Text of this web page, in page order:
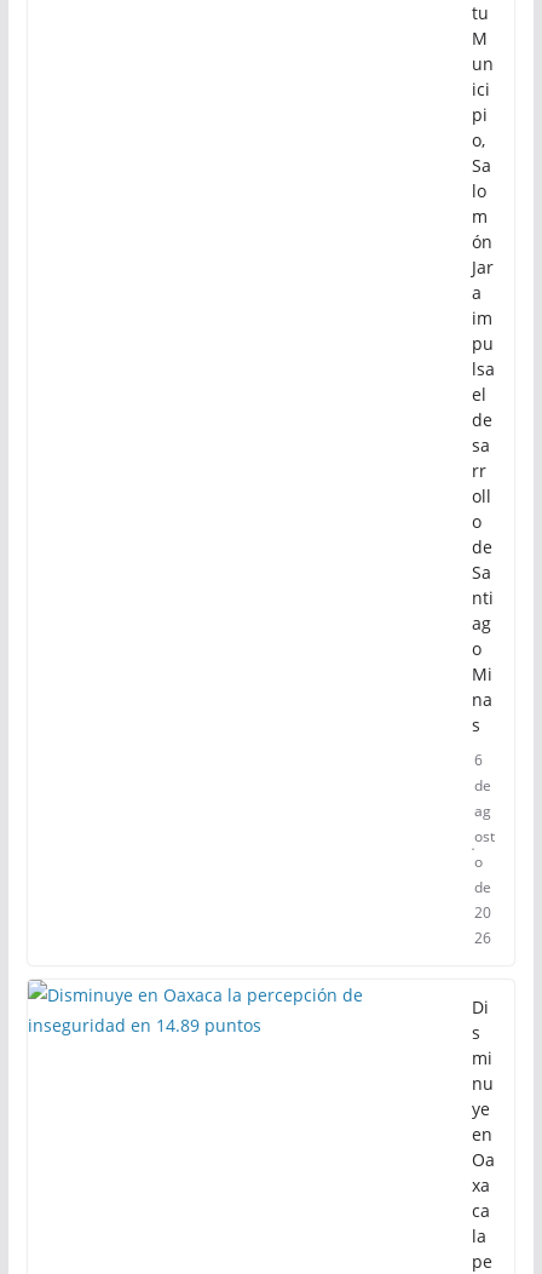
tu
M
un
ici
pi
o,
Sa
lo
m
ón
Jar
a
im
pu
lsa
el
de
sa
rr
oll
o
de
Sa
nti
ag
o
Mi
na
s
6
de
ag
ost
o
de
20
26
Di
s
mi
nu
ye
en
Oa
xa
ca
la
pe